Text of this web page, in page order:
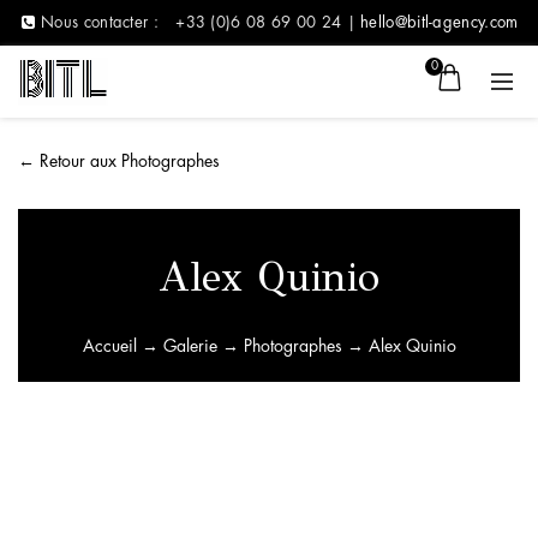
Nous contacter : +33 (0)6 08 69 00 24 | hello@bitl-agency.com
0
← Retour aux Photographes
Alex Quinio
Accueil → Galerie→ Photographes → Alex Quinio